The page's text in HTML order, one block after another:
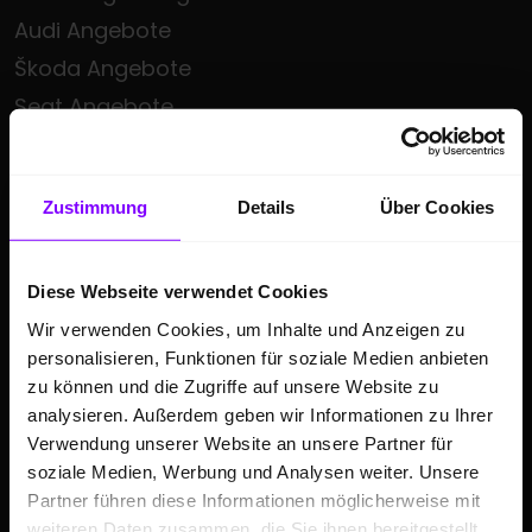
Zustimmung Details Über Cookies
Diese Webseite verwendet Cookies
Wir verwenden Cookies, um Inhalte und Anzeigen zu
personalisieren, Funktionen für soziale Medien anbieten
zu können und die Zugriffe auf unsere Website zu
analysieren. Außerdem geben wir Informationen zu Ihrer
Verwendung unserer Website an unsere Partner für
soziale Medien, Werbung und Analysen weiter. Unsere
Partner führen diese Informationen möglicherweise mit
Audi Angebote
Škoda Angebote
Seat Angebote
Hülpert kauft Ihr Auto
E-Mobilität
Gebrauchtwagen
Saisonale Sonderangebote
Kleinwagen
SUV
GESCHÄFTSKUNDEN